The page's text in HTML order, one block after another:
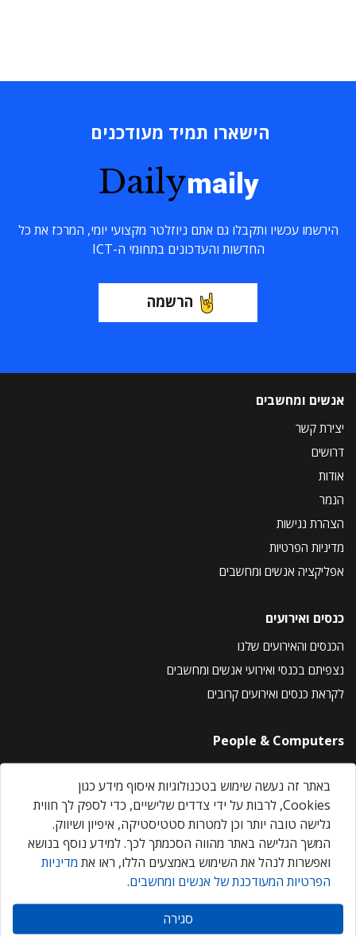
הישארו תמיד מעודכנים
Dailymaily
הירשמו עכשיו ותקבלו גם אתם ניוזלטר מקצועי יומי, המרכז את כל
החדשות והעדכונים בתחומי ה-ICT
הרשמה
אנשים ומחשבים
יצירת קשר
דרושים
אודות
הנמר
הצהרת נגישות
מדיניות הפרטיות
אפליקציה אנשים ומחשבים
כנסים ואירועים
הכנסים והאירועים שלנו
נצפיתם בכנסי ואירועי אנשים ומחשבים
לקראת כנסים ואירועים קרובים
People & Computers
About Us
Privacy Policy
Contact Us
Our Events
אנשים ומחשבים © 2026 – כל הזכויות שמורות
באתר זה נעשה שימוש בטכנולוגיות איסוף מידע כגון
Cookies, לרבות על ידי צדדים שלישיים, כדי לספק לך חווית
גלישה טובה יותר וכן למטרות סטטיסטיקה, איפיון ושיווק.
המשך הגלישה באתר מהווה הסכמתך לכך. למידע נוסף בנושא
ואפשרות לנהל את השימוש באמצעים הללו, ראו את מדיניות
הפרטיות המעודכנת של אנשים ומחשבים.
סגירה